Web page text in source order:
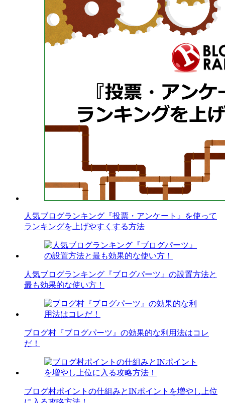
人気ブログランキング『投票・アンケート』を使って
ランキングを上げやすくする方法
人気ブログランキング『ブログパーツ』の設置方法と
最も効果的な使い方！
ブログ村『ブログパーツ』の効果的な利用法はコレ
だ！
ブログ村ポイントの仕組みとINポイントを増やし上位